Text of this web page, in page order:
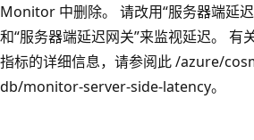
Monitor 中删除。 请改用“服务器端延
和“服务器端延迟网关”来监视延迟。 有
指标的详细信息，请参阅此 /azure/
db/monitor-server-side-latency。